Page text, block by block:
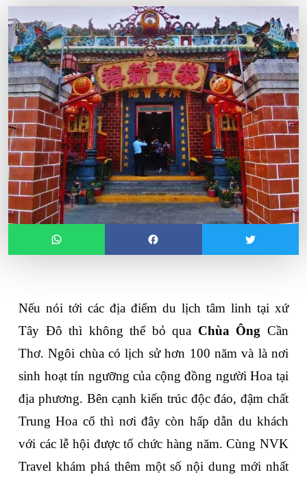
Nếu nói tới các địa điểm du lịch tâm linh tại xứ
Tây Đô thì không thể bỏ qua Chùa Ông Cần
Thơ. Ngôi chùa có lịch sử hơn 100 năm và là nơi
sinh hoạt tín ngưỡng của cộng đồng người Hoa tại
địa phương. Bên cạnh kiến trúc độc đáo, đậm chất
Trung Hoa cổ thì nơi đây còn hấp dẫn du khách
với các lễ hội được tổ chức hàng năm. Cùng NVK
Travel khám phá thêm một số nội dung mới nhất